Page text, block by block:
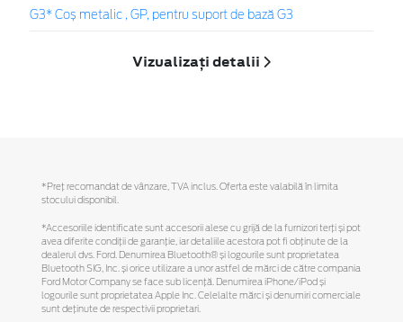
G3* Coș metalic , GP, pentru suport de bază G3
Vizualizați detalii
*Preţ recomandat de vânzare, TVA inclus. Oferta este valabilă în limita
stocului disponibil.
*Accesoriile identificate sunt accesorii alese cu grijă de la furnizori terți și pot
avea diferite condiții de garanție, iar detaliile acestora pot fi obținute de la
dealerul dvs. Ford. Denumirea Bluetooth® și logourile sunt proprietatea
Bluetooth SIG, Inc. și orice utilizare a unor astfel de mărci de către compania
Ford Motor Company se face sub licență. Denumirea iPhone/iPod și
logourile sunt proprietatea Apple Inc. Celelalte mărci și denumiri comerciale
sunt deținute de respectivii proprietari.